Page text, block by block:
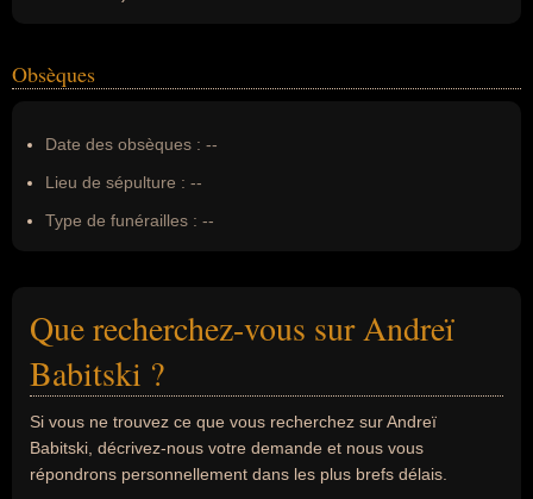
Obsèques
Date des obsèques : --
Lieu de sépulture : --
Type de funérailles : --
Que recherchez-vous sur Andreï
Babitski ?
Si vous ne trouvez ce que vous recherchez sur Andreï
Babitski, décrivez-nous votre demande et nous vous
répondrons personnellement dans les plus brefs délais.